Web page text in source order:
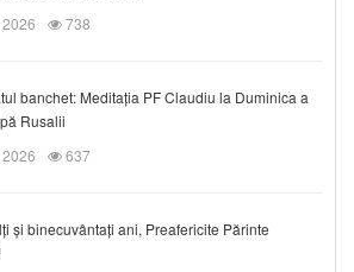
738
banchet: Meditația PF Claudiu la Duminica a
Rusalii
637
și binecuvântați ani, Preafericite Părinte